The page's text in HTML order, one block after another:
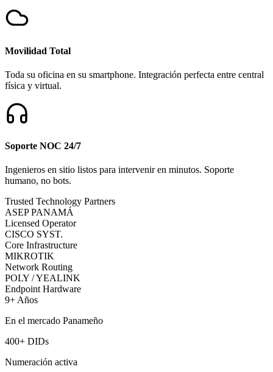
Movilidad Total
Toda su oficina en su smartphone. Integración perfecta entre central
física y virtual.
Soporte NOC 24/7
Ingenieros en sitio listos para intervenir en minutos. Soporte
humano, no bots.
Trusted Technology Partners
ASEP PANAMÁ
Licensed Operator
CISCO SYST.
Core Infrastructure
MIKROTIK
Network Routing
POLY / YEALINK
Endpoint Hardware
9+ Años
En el mercado Panameño
400+ DIDs
Numeración activa